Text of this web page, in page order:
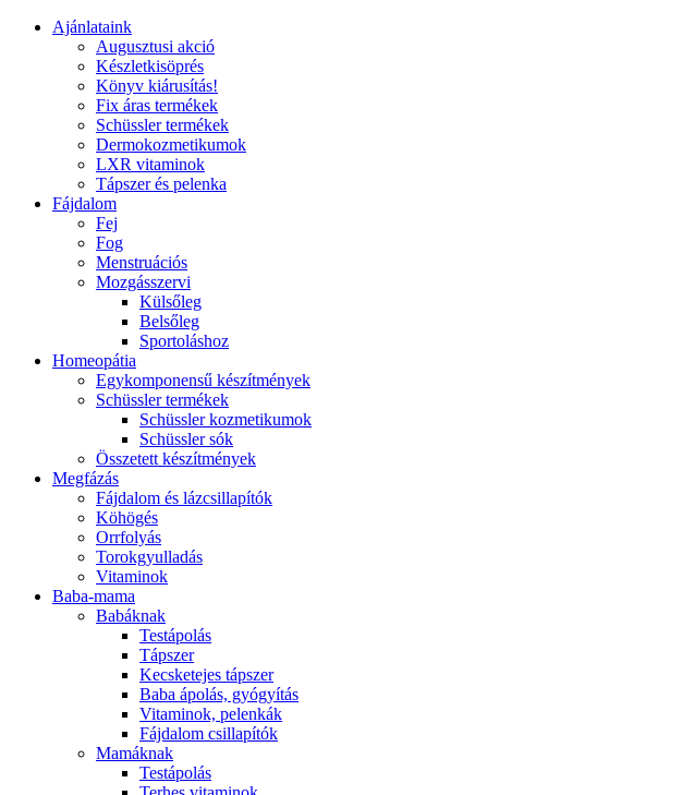
Ajánlataink
Augusztusi akció
Készletkisöprés
Könyv kiárusítás!
Fix áras termékek
Schüssler termékek
Dermokozmetikumok
LXR vitaminok
Tápszer és pelenka
Fájdalom
Fej
Fog
Menstruációs
Mozgásszervi
Külsőleg
Belsőleg
Sportoláshoz
Homeopátia
Egykomponensű készítmények
Schüssler termékek
Schüssler kozmetikumok
Schüssler sók
Összetett készítmények
Megfázás
Fájdalom és lázcsillapítók
Köhögés
Orrfolyás
Torokgyulladás
Vitaminok
Baba-mama
Babáknak
Testápolás
Tápszer
Kecsketejes tápszer
Baba ápolás, gyógyítás
Vitaminok, pelenkák
Fájdalom csillapítók
Mamáknak
Testápolás